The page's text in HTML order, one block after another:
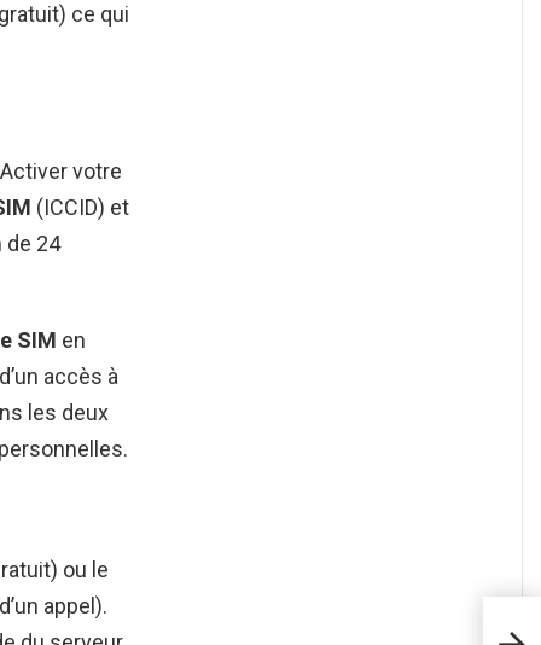
ce qui
votre
(ICCID) et
de 24
SIM en
accès à
les deux
ou le
appel).